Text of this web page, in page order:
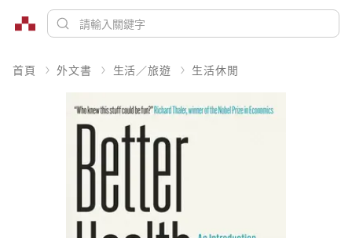
首頁 外文書 生活／旅遊 生活休閒